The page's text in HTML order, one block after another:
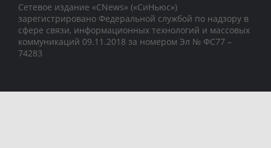
Сетевое издание «CNews» («СиНьюс»)
зарегистрировано Федеральной службой по надзору в
сфере связи, информационных технологий и массовых
коммуникаций 09.11.2018 за номером Эл № ФС77 –
74283